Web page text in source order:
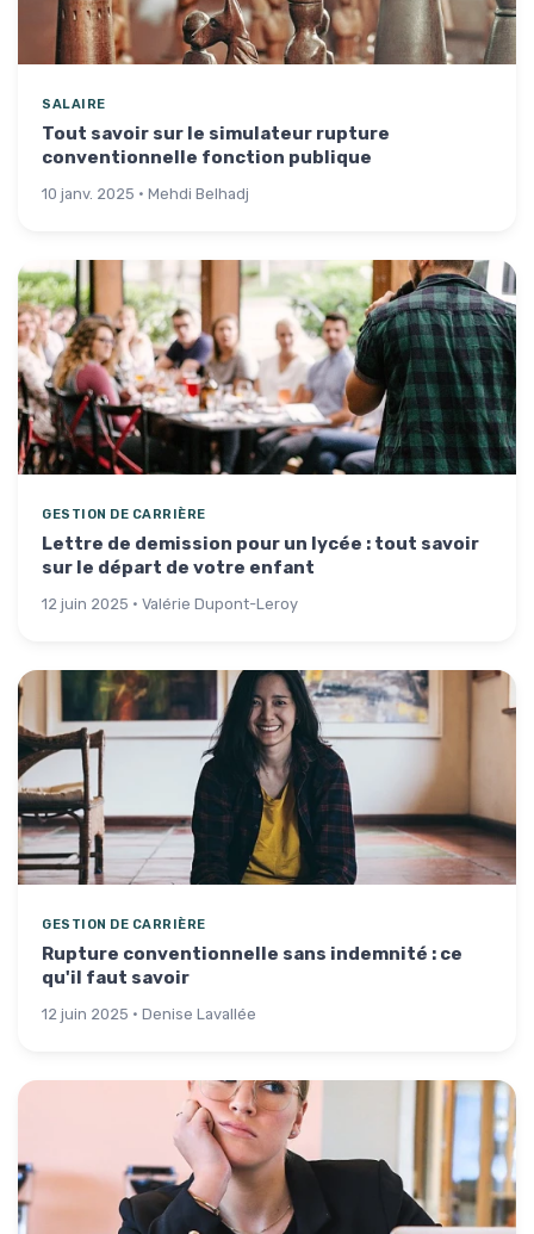
SALAIRE
Tout savoir sur le simulateur rupture
conventionnelle fonction publique
10 janv. 2025 · Mehdi Belhadj
GESTION DE CARRIÈRE
Lettre de demission pour un lycée : tout savoir
sur le départ de votre enfant
12 juin 2025 · Valérie Dupont-Leroy
GESTION DE CARRIÈRE
Rupture conventionnelle sans indemnité : ce
qu'il faut savoir
12 juin 2025 · Denise Lavallée